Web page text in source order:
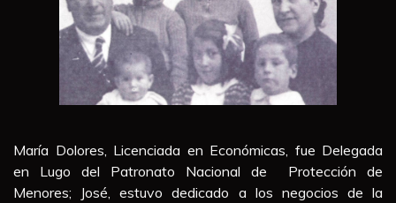
María Dolores, Licenciada en Económicas, fue Delegada
en Lugo del Patronato Nacional de Protección de
Menores; José, estuvo dedicado a los negocios de la